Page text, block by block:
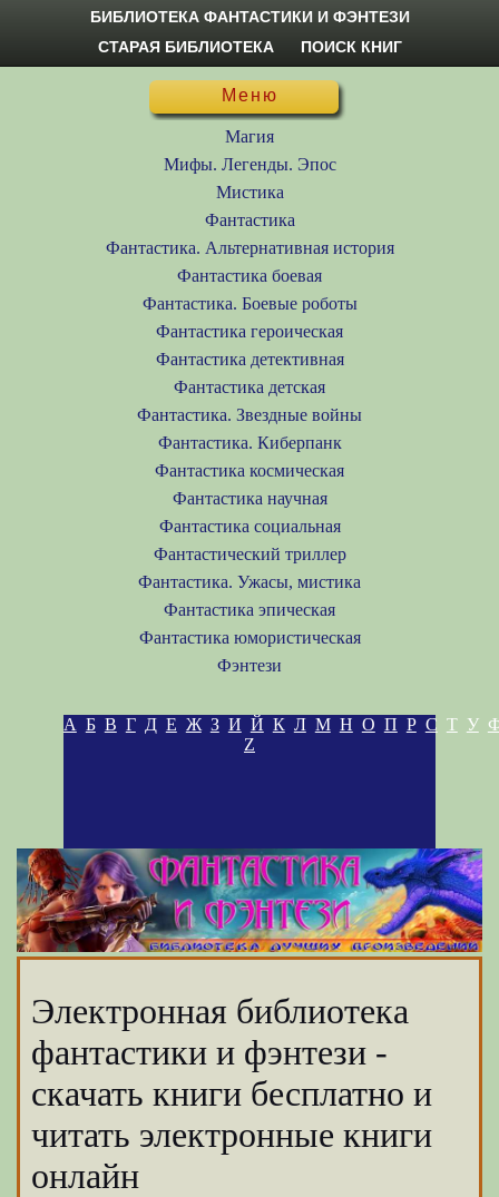
БИБЛИОТЕКА ФАНТАСТИКИ И ФЭНТЕЗИ
СТАРАЯ БИБЛИОТЕКА
ПОИСК КНИГ
Меню
Магия
Мифы. Легенды. Эпос
Мистика
Фантастика
Фантастика. Альтернативная история
Фантастика боевая
Фантастика. Боевые роботы
Фантастика героическая
Фантастика детективная
Фантастика детская
Фантастика. Звездные войны
Фантастика. Киберпанк
Фантастика космическая
Фантастика научная
Фантастика социальная
Фантастический триллер
Фантастика. Ужасы, мистика
Фантастика эпическая
Фантастика юмористическая
Фэнтези
А Б В Г Д Е Ж З И Й К Л М Н О П Р С Т У
Z
Электронная библиотека
фантастики и фэнтези -
скачать книги бесплатно и
читать электронные книги
онлайн